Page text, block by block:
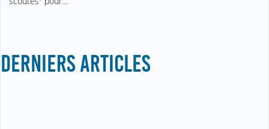
DERNIERS ARTICLES